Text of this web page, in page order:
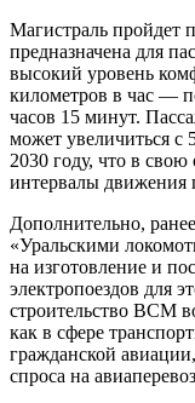
Магистраль пройдет
предназначена для
высокий уровень
километров в час —
часов 15 минут.
может увеличиться с
2030 году, что в свою
интервалы движения
Дополнительно,
«Уральскими
на изготовление и
электропоездов для
строительство ВСМ
как в сфере
гражданской
спроса на